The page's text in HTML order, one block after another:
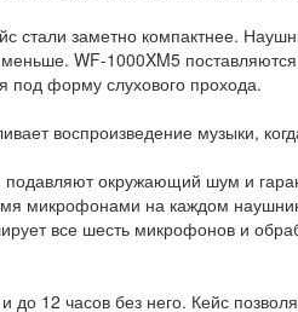
заметно компактнее.
WF-1000XM5
под форму слухового прохода.
воспроизведение музыки,
окружающий шум и
микрофонами на каждом
все шесть микрофонов и
12 часов без него. Кейс